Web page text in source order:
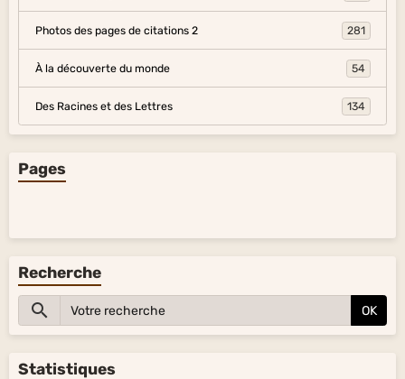
Photos des pages de citations 2 281
À la découverte du monde 54
Des Racines et des Lettres 134
Pages
Recherche
OK
Statistiques